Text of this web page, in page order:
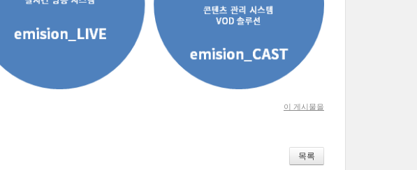
이 게시물을
목록